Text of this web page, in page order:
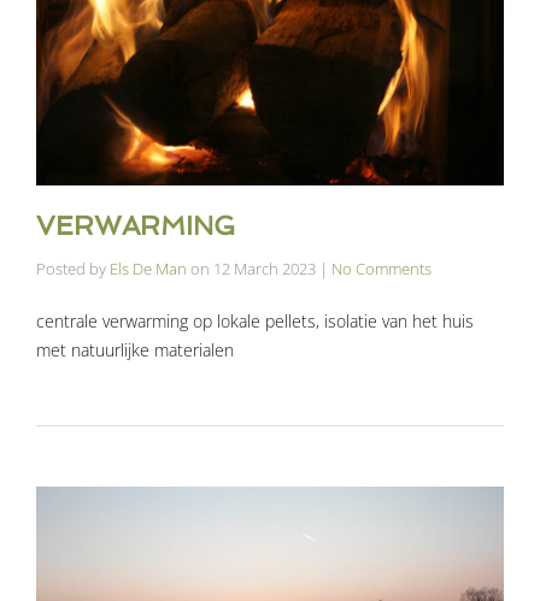
VERWARMING
Posted by Els De Man on 12 March 2023 | No Comments
centrale verwarming op lokale pellets, isolatie van het huis
met natuurlijke materialen